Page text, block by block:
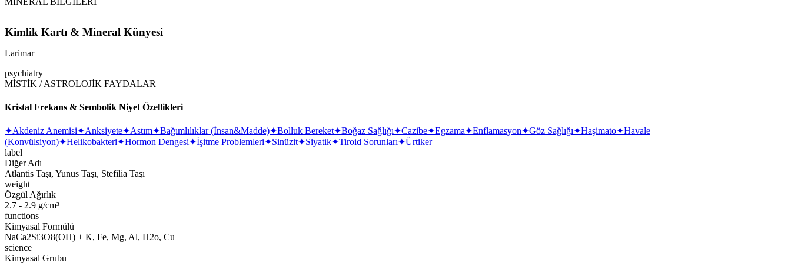
Kimlik Kartı & Mineral Künyesi
Larimar
psychiatry
MİSTİK / ASTROLOJİK FAYDALAR
Kristal Frekans & Sembolik Niyet Özellikleri
✦Akdeniz Anemisi✦Anksiyete✦Astım✦Bağımlılıklar (İnsan&Madde)✦Bolluk Bereket✦Boğaz Sağlığı✦Cazibe✦Egzama✦Enflamasyon✦Göz Sağlığı✦Haşimato✦Havale
(Konvülsiyon)✦Helikobakteri✦Hormon Dengesi✦İşitme Problemleri✦Sinüzit✦Siyatik✦Tiroid Sorunları✦Ürtiker
label
Diğer Adı
Atlantis Taşı, Yunus Taşı, Stefilia Taşı
weight
Özgül Ağırlık
2.7 - 2.9 g/cm³
functions
Kimyasal Formülü
NaCa2Si3O8(OH) + K, Fe, Mg, Al, H2o, Cu
science
Kimyasal Grubu